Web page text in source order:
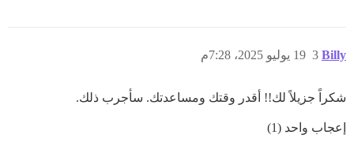
Billy 19 يوليو 2025، 7:28م 3
شكراً جزيلاً لك!! أقدر وقتك ومساعدتك. سأجرب ذلك.
إعجاب واحد (1)